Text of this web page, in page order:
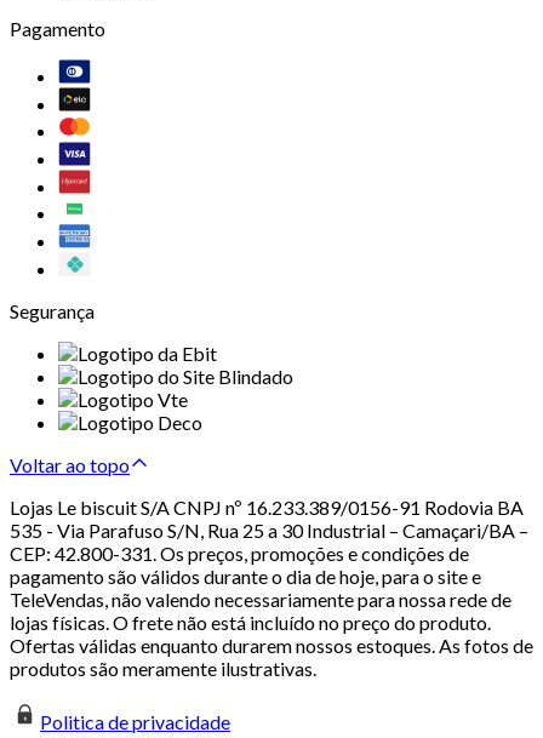
Pagamento
Segurança
Voltar ao topo
Lojas Le biscuit S/A CNPJ nº 16.233.389/0156-91 Rodovia BA
535 - Via Parafuso S/N, Rua 25 a 30 Industrial – Camaçari/BA –
CEP: 42.800-331. Os preços, promoções e condições de
pagamento são válidos durante o dia de hoje, para o site e
TeleVendas, não valendo necessariamente para nossa rede de
lojas físicas. O frete não está incluído no preço do produto.
Ofertas válidas enquanto durarem nossos estoques. As fotos de
produtos são meramente ilustrativas.
Politica de privacidade